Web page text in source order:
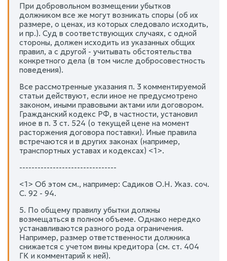
При добровольном возмещении убытков
должником все же могут возникать споры (об их
размере, о ценах, из которых следовало исходить,
и пр.). Суд в соответствующих случаях, с одной
стороны, должен исходить из указанных общих
правил, а с другой - учитывать обстоятельства
конкретного дела (в том числе добросовестность
поведения).
Все рассмотренные указания п. 3 комментируемой
статьи действуют, если иное не предусмотрено
законом, иными правовыми актами или договором.
Гражданский кодекс РФ, в частности, установил
иное в п. 3 ст. 524 (о текущей цене на момент
расторжения договора поставки). Иные правила
встречаются и в других законах (например,
транспортных уставах и кодексах) <1>.
--------------------------------
<1> Об этом см., например: Садиков О.Н. Указ. соч.
С. 92 - 94.
5. По общему правилу убытки должны
возмещаться в полном объеме. Однако нередко
устанавливаются разного рода ограничения.
Например, размер ответственности должника
снижается с учетом вины кредитора (см. ст. 404
ГК и комментарий к ней).